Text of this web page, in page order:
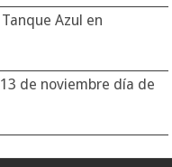
Azul en
de noviembre día de